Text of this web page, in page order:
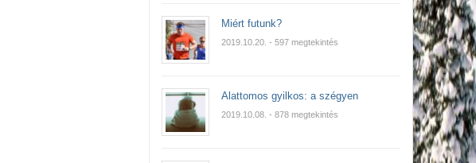
Miért futunk?
2019.10.20. - 597 megtekintés
Alattomos gyilkos: a szégyen
2019.10.08. - 878 megtekintés